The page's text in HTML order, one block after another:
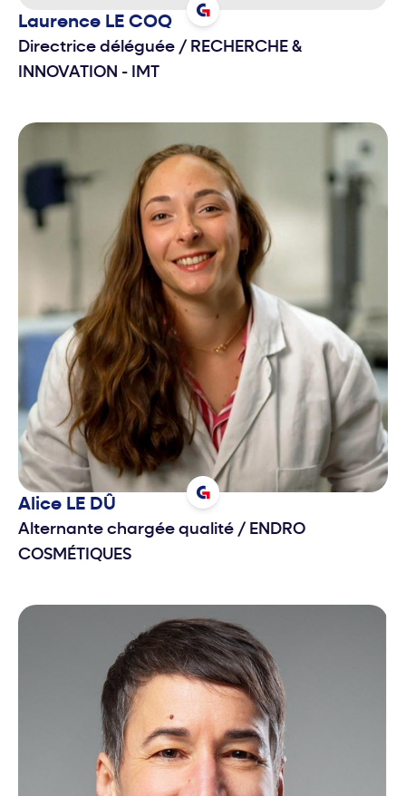
Laurence LE COQ
Directrice déléguée / RECHERCHE &
INNOVATION - IMT
Alice LE DÛ
Alternante chargée qualité / ENDRO
COSMÉTIQUES